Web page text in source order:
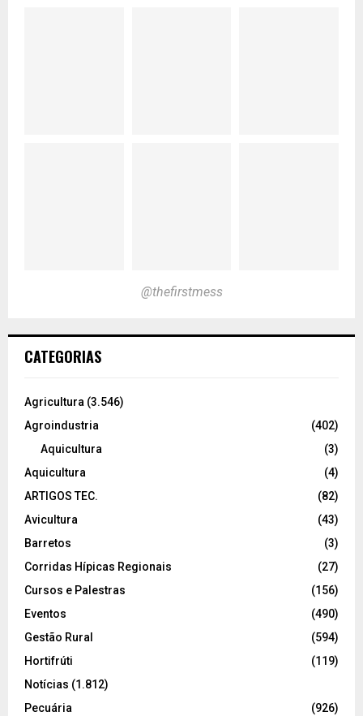
@thefirstmess
CATEGORIAS
Agricultura (3.546)
Agroindustria
(402)
Aquicultura
(3)
Aquicultura
(4)
ARTIGOS TEC.
(82)
Avicultura
(43)
Barretos
(3)
Corridas Hípicas Regionais
(27)
Cursos e Palestras
(156)
Eventos
(490)
Gestão Rural
(594)
Hortifrúti
(119)
Notícias (1.812)
Pecuária
(926)